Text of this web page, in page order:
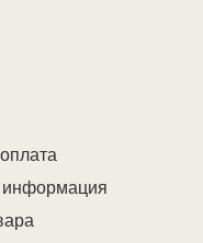
информация